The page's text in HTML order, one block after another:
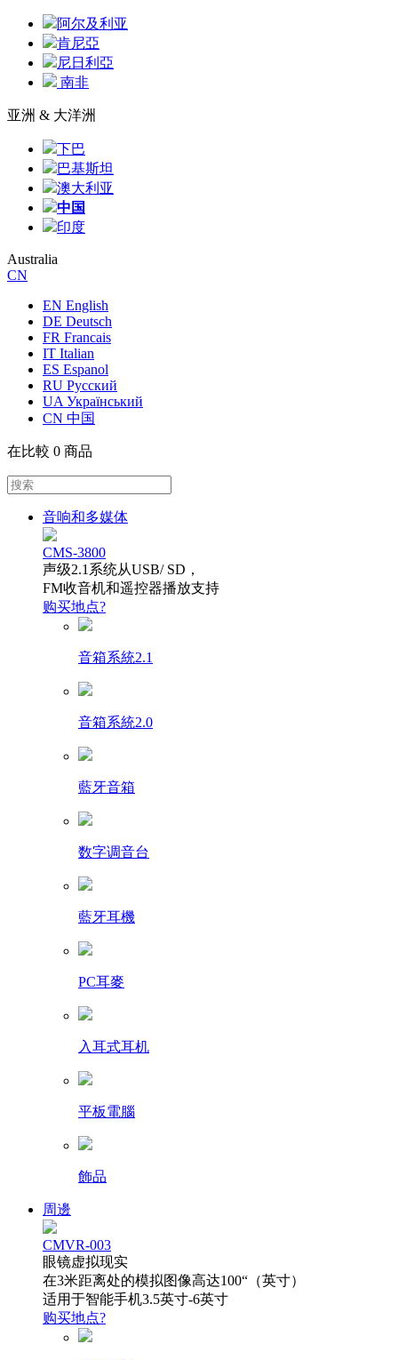
阿尔及利亚
肯尼亞
尼日利亞
南非
亚洲 & 大洋洲
下巴
巴基斯坦
澳大利亚
中国
印度
Australia
CN
EN English
DE Deutsch
FR Francais
IT Italian
ES Espanol
RU Русский
UA Український
CN 中国
在比較 0 商品
音响和多媒体
CMS-3800
声级2.1系统从USB/ SD，
FM收音机和遥控器播放支持
购买地点?
音箱系統2.1
音箱系統2.0
藍牙音箱
数字调音台
藍牙耳機
PC耳麥
入耳式耳机
平板電腦
飾品
周邊
CMVR-003
眼镜虚拟现实
在3米距离处的模拟图像高达100“（英寸）
适用于智能手机3.5英寸-6英寸
购买地点?